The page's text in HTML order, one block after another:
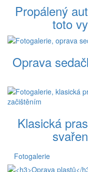
Propálený
toto
Oprava
Klasická
Fotogalerie